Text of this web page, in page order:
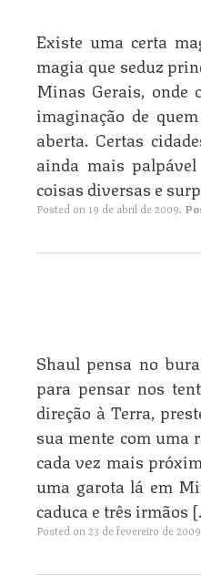
Existe uma certa
magia que seduz
Minas Gerais, onde
imaginação de
aberta. Certas
ainda mais
coisas diversas e
Posted on 19 de abril de 2009.
Shaul pensa no
para pensar nos
direção à Terra,
sua mente com uma
cada vez mais
uma garota lá em
caduca e três irmãos
Posted on 23 de fevereiro de 2009